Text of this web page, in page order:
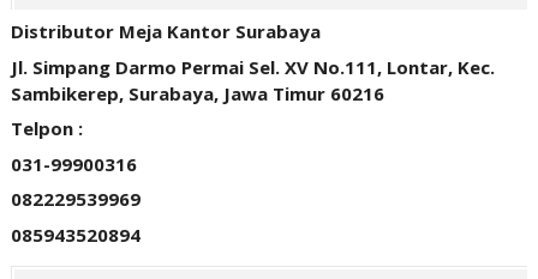
Distributor Meja Kantor Surabaya
Jl. Simpang Darmo Permai Sel. XV No.111, Lontar, Kec.
Sambikerep, Surabaya, Jawa Timur 60216
Telpon :
031-99900316
082229539969
085943520894